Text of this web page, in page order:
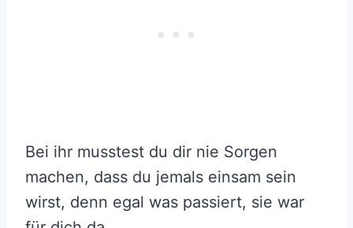
Bei ihr musstest du dir nie Sorgen
machen, dass du jemals einsam sein
wirst, denn egal was passiert, sie war